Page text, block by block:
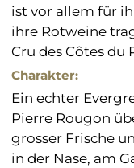
ist vor allem für
ihre Rotweine
Cru des Côtes du
Charakter:
Ein echter
Pierre Rougon
grosser Frische
in der Nase, am